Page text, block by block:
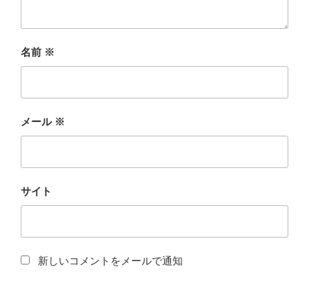
名前 ※
メール ※
サイト
新しいコメントをメールで通知